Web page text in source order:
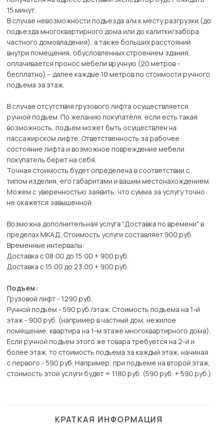
15 минут.
В случае невозможности подъезда а/м к месту разгрузки (до
подъезда многоквартирного дома или до калитки/забора
частного домовладения), а также больших расстояний
внутри помещения, обусловленных строением здания,
оплачивается пронос мебели вручную (20 метров -
бесплатно) – далее каждые 10 метров по стоимости ручного
подъема за этаж.
В случае отсутствия грузового лифта осуществляется
ручной подъем. По желанию покупателя, если есть такая
возможность, подъем может быть осуществлен на
пассажирском лифте. Ответственность за рабочее
состояние лифта и возможное повреждение мебели
покупатель берет на себя.
Точная стоимость будет определена в соответствии с
типом изделия, его габаритами и вашим местонахождением.
Можем с уверенностью заявить, что сумма за услугу точно
не окажется завышенной.
Возможна дополнительная услуга "Доставка по времени" в
пределах МКАД. Стоимость услуги составляет 900 руб.
Временные интервалы:
Доставка с 08:00 до 15:00 + 900 руб.
Доставка с 15:00 до 23:00 + 900 руб.
Подъем:
Грузовой лифт - 1290 руб.
Ручной подъем - 590 руб./этаж. Стоимость подъема на 1-й
этаж - 900 руб. (например в частный дом, нежилое
помещение, квартира на 1-м этаже многоквартирного дома).
Если ручной подъем этого же товара требуется на 2-й и
более этаж, то стоимость подъема за каждый этаж, начиная
с первого - 590 руб. Например, при подъеме на второй этаж,
стоимость этой услуги будет = 1180 руб. (590 руб. + 590 руб.)
КРАТКАЯ ИНФОРМАЦИЯ